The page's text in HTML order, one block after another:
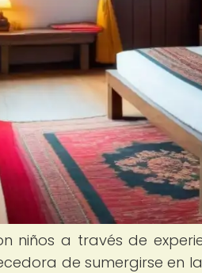
niños a través de
de sumergirse en